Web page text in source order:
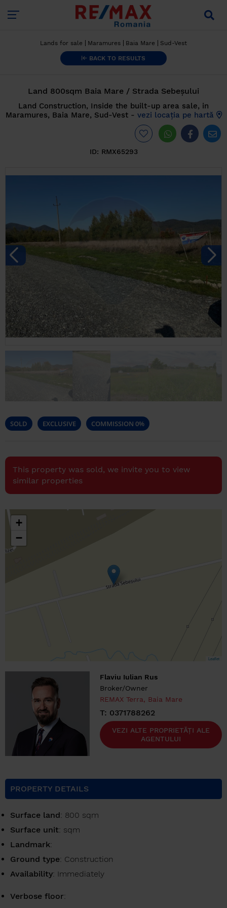
Lands for sale Maramures Baia Mare Sud-Vest
BACK TO RESULTS
Land 800sqm Baia Mare / Strada Sebeșului
Land Construction, Inside the built-up area sale, in
Maramures, Baia Mare, Sud-Vest - vezi locația pe hartă
ID: RMX65293
SOLD EXCLUSIVE COMMISSION 0%
This property was sold, we invite you to view
similar properties
+
−
Leaflet
Flaviu Iulian Rus
Broker/Owner
REMAX Terra, Baia Mare
T: 0371788262
VEZI ALTE PROPRIETĂȚI ALE
AGENTULUI
PROPERTY DETAILS
Surface land: 800 sqm
Surface unit: sqm
Landmark:
Ground type: Construction
Availability: Immediately
Verbose floor: